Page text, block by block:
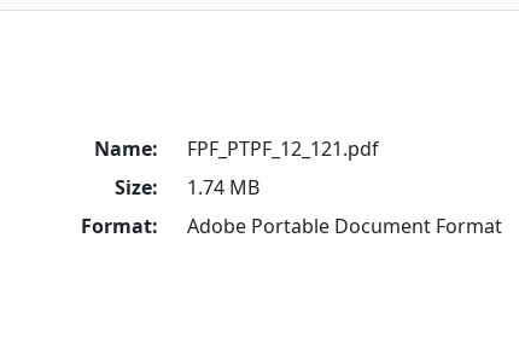
Name:
FPF_PTPF_12_121.pdf
Size:
1.74 MB
Format:
Adobe Portable Document Format